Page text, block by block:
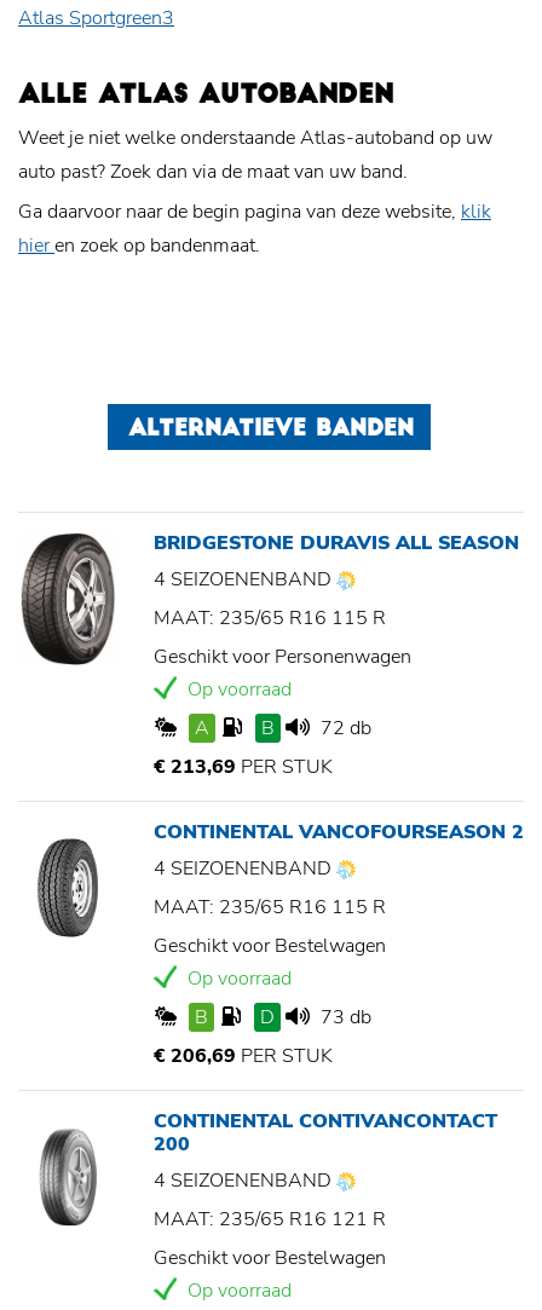
Atlas Sportgreen3
ALLE ATLAS AUTOBANDEN
Weet je niet welke onderstaande Atlas-autoband op uw
auto past? Zoek dan via de maat van uw band.
Ga daarvoor naar de begin pagina van deze website, klik
hieren zoek op bandenmaat.
ALTERNATIEVE BANDEN
BRIDGESTONE DURAVIS ALL SEASON
4 SEIZOENENBAND
MAAT: 235/65 R16 115 R
Geschikt voor Personenwagen
Op voorraad
A
B
72 db
€ 213,69 PER STUK
CONTINENTAL VANCOFOURSEASON 2
4 SEIZOENENBAND
MAAT: 235/65 R16 115 R
Geschikt voor Bestelwagen
Op voorraad
B
D
73 db
€ 206,69 PER STUK
CONTINENTAL CONTIVANCONTACT
200
4 SEIZOENENBAND
MAAT: 235/65 R16 121 R
Geschikt voor Bestelwagen
Op voorraad